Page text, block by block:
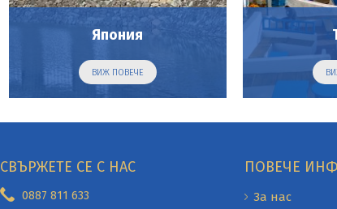
Япония
ВИЖ ПОВЕЧЕ
СВЪРЖЕТЕ СЕ С НАС
0887 811 633
ПОВЕЧЕ
За нас